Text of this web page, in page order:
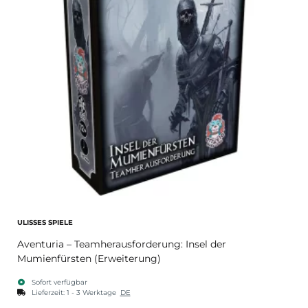
ULISSES SPIELE
Aventuria – Teamherausforderung: Insel der
Mumienfürsten (Erweiterung)
Sofort verfügbar
Lieferzeit: 1 - 3 Werktage DE